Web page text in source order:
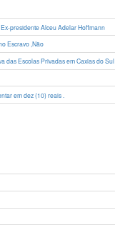
presidente Alceu Adelar Hoffmann
Escravo ,Não
das Escolas Privadas em Caxias do Sul .
em dez (10) reais .